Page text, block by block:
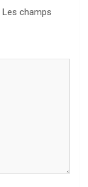
Les champs